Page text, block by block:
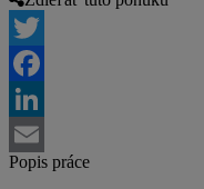
Twitter
Facebook
LinkedIn
Email
Popis práce